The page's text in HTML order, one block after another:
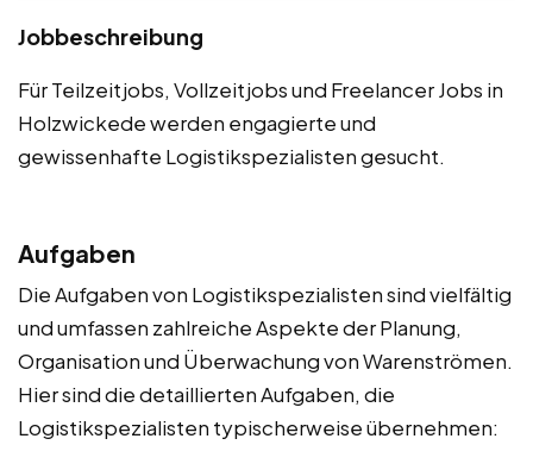
Jobbeschreibung
Für Teilzeitjobs, Vollzeitjobs und Freelancer Jobs in
Holzwickede werden engagierte und
gewissenhafte Logistikspezialisten gesucht.
Aufgaben
Die Aufgaben von Logistikspezialisten sind vielfältig
und umfassen zahlreiche Aspekte der Planung,
Organisation und Überwachung von Warenströmen.
Hier sind die detaillierten Aufgaben, die
Logistikspezialisten typischerweise übernehmen: